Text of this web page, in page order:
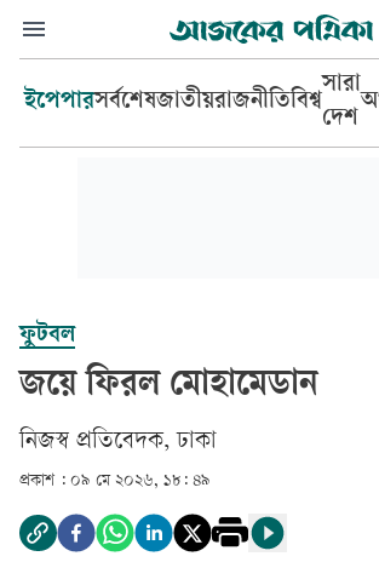
ইপেপারসর্বশেষজাতীয়রাজনীতিবিশ্ব
সারা
দেশ
ফুটবল
জয়ে ফিরল মোহামেডান
‎নিজস্ব প্রতিবেদক, ঢাকা‎
প্রকাশ : ০৯ মে ২০২৬, ১৮: ৪৯